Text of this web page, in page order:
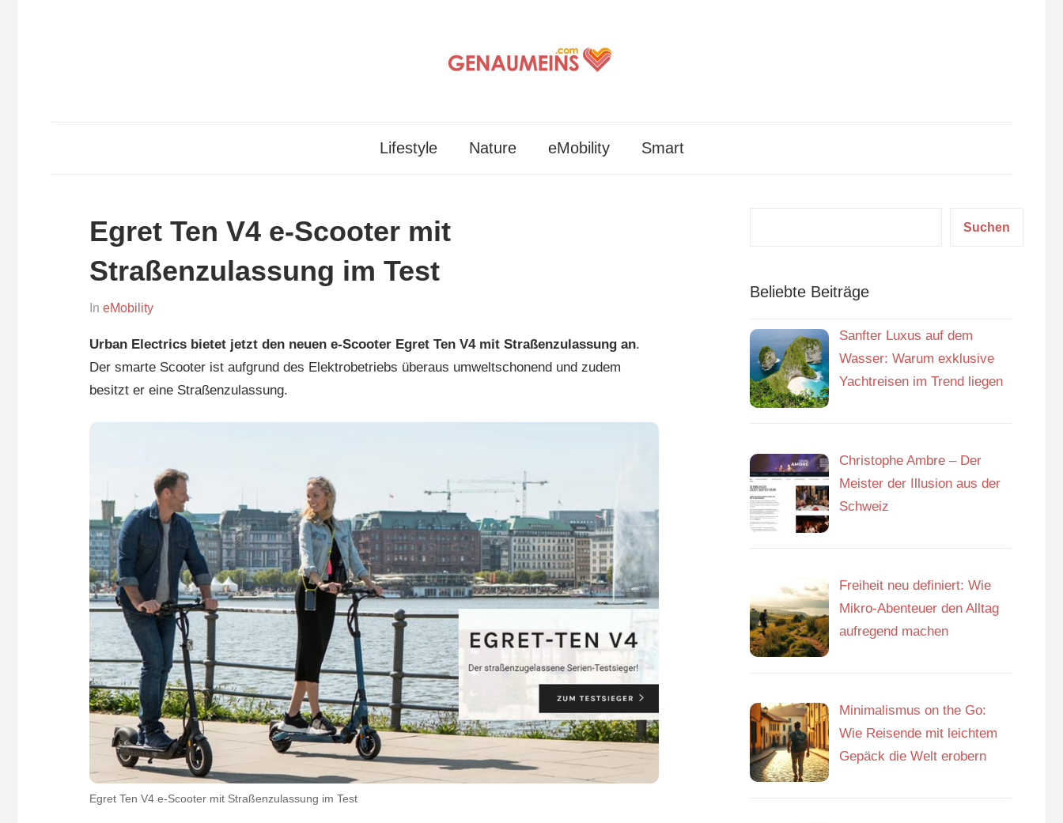
Lifestyle Nature eMobility Smart
Egret Ten V4 e-Scooter mit
Straßenzulassung im Test
Am
Von
In eMobility
Urban Electrics bietet jetzt den neuen e-Scooter Egret Ten V4 mit Straßenzulassung an.
Der smarte Scooter ist aufgrund des Elektrobetriebs überaus umweltschonend und zudem
besitzt er eine Straßenzulassung.
Egret Ten V4 e-Scooter mit Straßenzulassung im Test
Suchen
Beliebte Beiträge
Sanfter Luxus auf dem
Wasser: Warum exklusive
Yachtreisen im Trend liegen
Christophe Ambre – Der
Meister der Illusion aus der
Schweiz
Freiheit neu definiert: Wie
Mikro-Abenteuer den Alltag
aufregend machen
Minimalismus on the Go:
Wie Reisende mit leichtem
Gepäck die Welt erobern